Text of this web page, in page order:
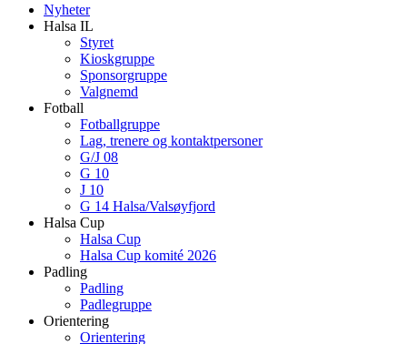
Nyheter
Halsa IL
Styret
Kioskgruppe
Sponsorgruppe
Valgnemd
Fotball
Fotballgruppe
Lag, trenere og kontaktpersoner
G/J 08
G 10
J 10
G 14 Halsa/Valsøyfjord
Halsa Cup
Halsa Cup
Halsa Cup komité 2026
Padling
Padling
Padlegruppe
Orientering
Orientering